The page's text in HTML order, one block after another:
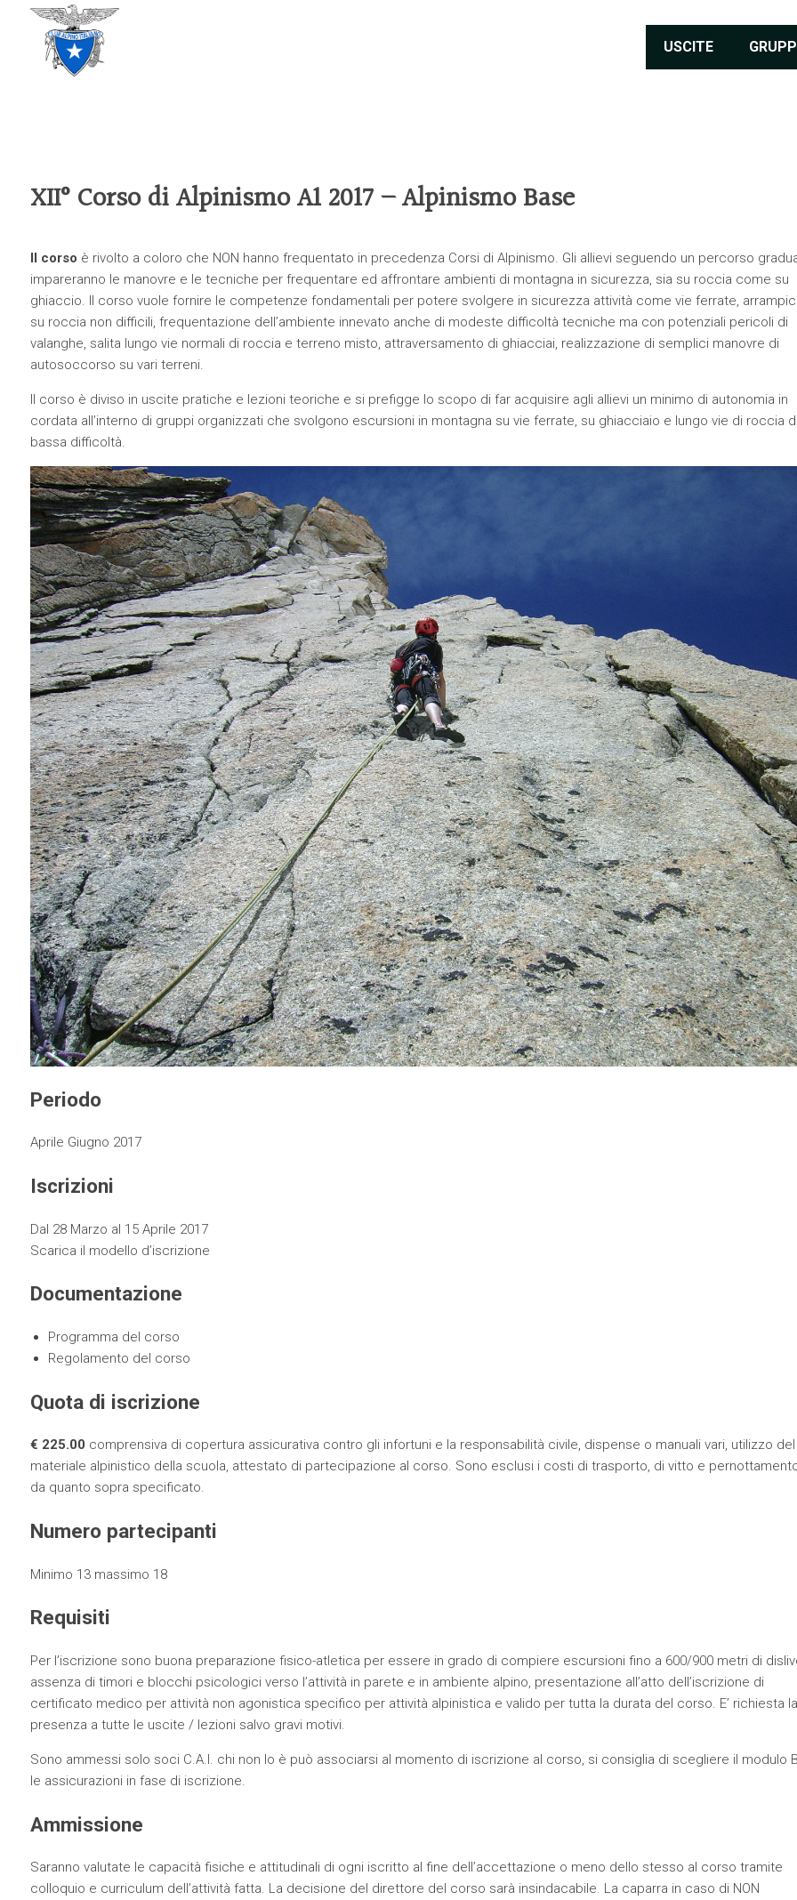
USCITE
XII° Corso di Alpinismo A1 2017 – Alpinismo Base
Il corso è rivolto a coloro che NON hanno frequentato in precedenza Corsi di Alpinismo. Gli allievi seguendo un percorso
impareranno le manovre e le tecniche per frequentare ed affrontare ambienti di montagna in sicurezza, sia su roccia come su
ghiaccio. Il corso vuole fornire le competenze fondamentali per potere svolgere in sicurezza attività come vie ferrate,
su roccia non difficili, frequentazione dell’ambiente innevato anche di modeste difficoltà tecniche ma con potenziali pericoli di
valanghe, salita lungo vie normali di roccia e terreno misto, attraversamento di ghiacciai, realizzazione di semplici manovre di
autosoccorso su vari terreni.
Il corso è diviso in uscite pratiche e lezioni teoriche e si prefigge lo scopo di far acquisire agli allievi un minimo di autonomia in
cordata all’interno di gruppi organizzati che svolgono escursioni in montagna su vie ferrate, su ghiacciaio e lungo vie di roccia
bassa difficoltà.
Periodo
Aprile Giugno 2017
Iscrizioni
Dal 28 Marzo al 15 Aprile 2017
Scarica il modello d’iscrizione
Documentazione
Programma del corso
Regolamento del corso
Quota di iscrizione
€ 225.00 comprensiva di copertura assicurativa contro gli infortuni e la responsabilità civile, dispense o manuali vari, utilizzo del
materiale alpinistico della scuola, attestato di partecipazione al corso. Sono esclusi i costi di trasporto, di vitto e
da quanto sopra specificato.
Numero partecipanti
Minimo 13 massimo 18
Requisiti
Per l’iscrizione sono buona preparazione fisico-atletica per essere in grado di compiere escursioni fino a 600/900 metri di
assenza di timori e blocchi psicologici verso l’attività in parete e in ambiente alpino, presentazione all’atto dell’iscrizione di
certificato medico per attività non agonistica specifico per attività alpinistica e valido per tutta la durata del corso. E’ richiesta la
presenza a tutte le uscite / lezioni salvo gravi motivi.
Sono ammessi solo soci C.A.I. chi non lo è può associarsi al momento di iscrizione al corso, si consiglia di scegliere il modulo
le assicurazioni in fase di iscrizione.
Ammissione
Saranno valutate le capacità fisiche e attitudinali di ogni iscritto al fine dell’accettazione o meno dello stesso al corso tramite
colloquio e curriculum dell’attività fatta. La decisione del direttore del corso sarà insindacabile. La caparra in caso di NON